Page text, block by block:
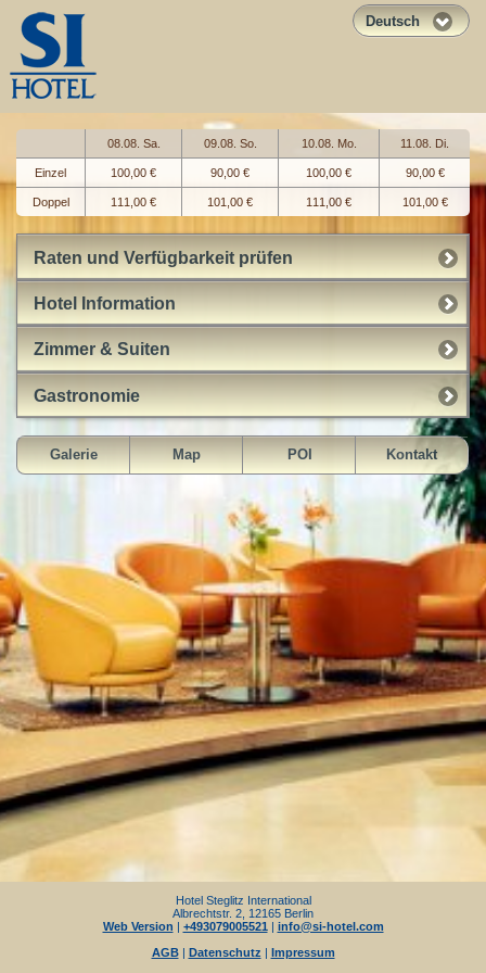
Deutsch
08.08. Sa. 09.08. So. 10.08. Mo. 11.08. Di.
Einzel 100,00 € 90,00 € 100,00 € 90,00 €
Doppel 111,00 € 101,00 € 111,00 € 101,00 €
Raten und Verfügbarkeit prüfen
Hotel Information
Zimmer & Suiten
Gastronomie
Galerie Map POI Kontakt
Hotel Steglitz International
Albrechtstr. 2, 12165 Berlin
Web Version | +493079005521 | info@si-hotel.com
AGB| Datenschutz | Impressum